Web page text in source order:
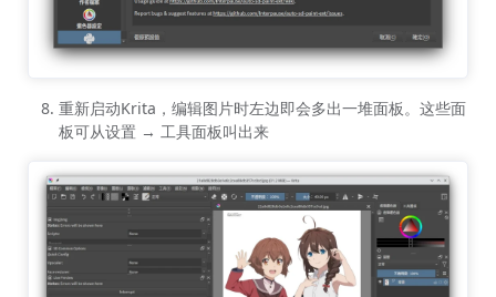
重新启动Krita，编辑图片时左边即会多出一堆面板。这些面
板可从设置 → 工具面板叫出来